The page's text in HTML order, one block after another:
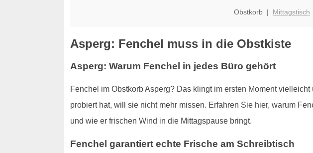
Obstkorb | Mittagstisch
Asperg: Fenchel muss in die Obstkiste
Asperg: Warum Fenchel in jedes Büro gehört
Fenchel im Obstkorb Asperg? Das klingt im ersten Moment
probiert hat, will sie nicht mehr missen. Erfahren Sie hier, warum
und wie er frischen Wind in die Mittagspause bringt.
Fenchel garantiert echte Frische am Schreibtisch